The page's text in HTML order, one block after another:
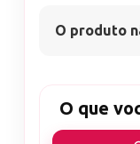
O produto
O que